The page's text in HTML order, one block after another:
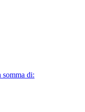
somma di: